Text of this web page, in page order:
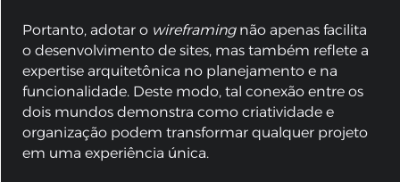
Portanto, adotar o wireframingnão apenas facilita
o desenvolvimento de sites, mas também reflete a
expertise arquitetônica no planejamento e na
funcionalidade. Deste modo, tal conexão entre os
dois mundos demonstra como criatividade e
organização podem transformar qualquer projeto
em uma experiência única.